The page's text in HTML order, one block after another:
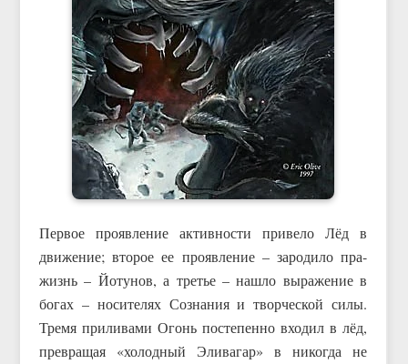
Первое проявление активности привело Лёд в
движение; второе ее проявление – зародило пра-
жизнь – Йотунов, а третье – нашло выражение в
богах – носителях Сознания и творческой силы.
Тремя приливами Огонь постепенно входил в лёд,
превращая «холодный Эливагар» в никогда не